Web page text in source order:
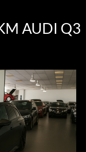
AUDI Q3